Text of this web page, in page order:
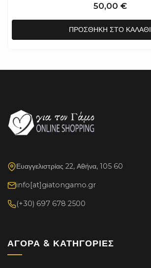
50,00 €
ΠΡΟΣΘΉΚΗ ΣΤΟ ΚΑΛΆΘΙ
Ευαγγελιστρίας 22, Αθήνα, 105 60
info[at]giatongamo.gr
(+30) 697 678 2500
ΑΓΟΡΆ & ΚΑΤΗΓΟΡΊΕΣ